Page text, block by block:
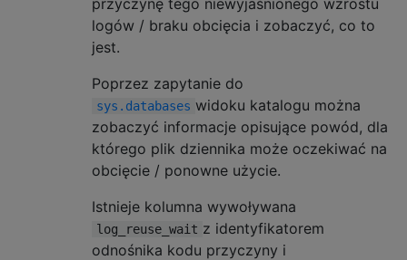
przyczynę tego niewyjaśnionego wzrostu
logów / braku obcięcia i zobaczyć, co to
jest.
Poprzez zapytanie do
sys.databases widoku katalogu można
zobaczyć informacje opisujące powód, dla
którego plik dziennika może oczekiwać na
obcięcie / ponowne użycie.
Istnieje kolumna wywoływana
log_reuse_wait z identyfikatorem
odnośnika kodu przyczyny i